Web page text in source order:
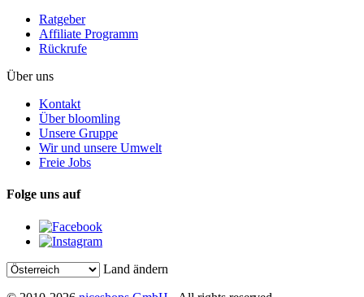
Ratgeber
Affiliate Programm
Rückrufe
Über uns
Kontakt
Über bloomling
Unsere Gruppe
Wir und unsere Umwelt
Freie Jobs
Folge uns auf
Land ändern